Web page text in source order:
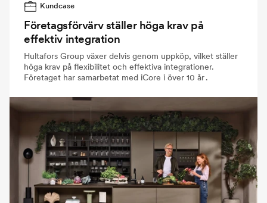
Kundcase
Företagsförvärv ställer höga krav på
effektiv integration
Hultafors Group växer delvis genom uppköp, vilket ställer
höga krav på flexibilitet och effektiva integrationer.
Företaget har samarbetat med iCore i över 10 år .